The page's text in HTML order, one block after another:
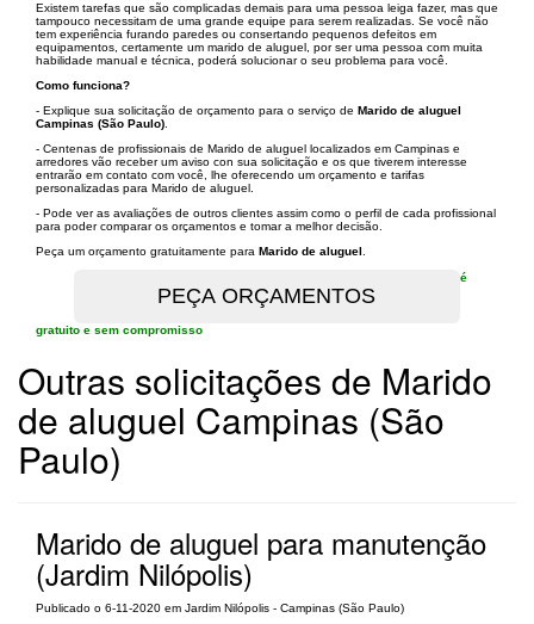
Existem tarefas que são complicadas demais para uma pessoa leiga fazer, mas que
tampouco necessitam de uma grande equipe para serem realizadas. Se você não
tem experiência furando paredes ou consertando pequenos defeitos em
equipamentos, certamente um marido de aluguel, por ser uma pessoa com muita
habilidade manual e técnica, poderá solucionar o seu problema para você.
Como funciona?
- Explique sua solicitação de orçamento para o serviço de Marido de aluguel
Campinas (São Paulo)
- Centenas de profissionais de Marido de aluguel localizados em Campinas e
arredores vão receber um aviso con sua solicitação e os que tiverem interesse
entrarão em contato com você, lhe oferecendo um orçamento e tarifas
personalizadas para Marido de aluguel.
- Pode ver as avaliações de outros clientes assim como o perfil de cada profissional
para poder comparar os orçamentos e tomar a melhor decisão.
Peça um orçamento gratuitamente para Marido de aluguel
é
gratuito e sem compromisso
Outras solicitações de Marido
de aluguel Campinas (São
Paulo)
Marido de aluguel para manutenção
(Jardim Nilópolis)
Publicado o 6-11-2020 em Jardim Nilópolis - Campinas (São Paulo)